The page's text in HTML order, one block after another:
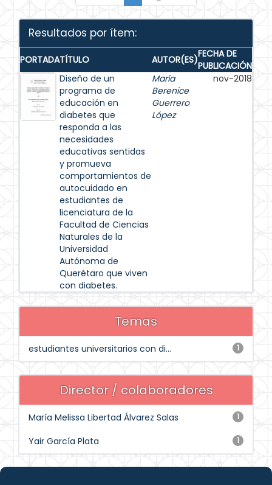
Resultados por ítem:
PORTADATÍTULO AUTOR(ES)FECHA DE
PUBLICACIÓN
Diseño de un
programa de
educación en
diabetes que
responda a las
necesidades
educativas sentidas
y promueva
comportamientos de
autocuidado en
estudiantes de
licenciatura de la
Facultad de Ciencias
Naturales de la
Universidad
Autónoma de
Querétaro que viven
con diabetes.
María
Berenice
Guerrero
López
nov-2018
Temas
1
estudiantes universitarios con di...
Director / colaboradores
1
María Melissa Libertad Álvarez Salas
1
Yair García Plata